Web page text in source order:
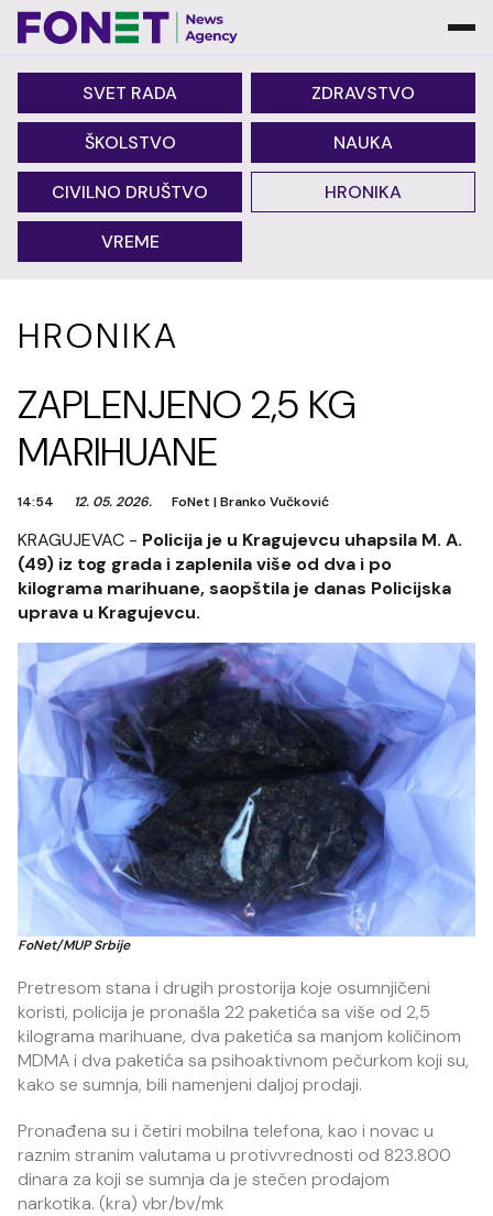
SVET RADA ZDRAVSTVO
ŠKOLSTVO NAUKA
CIVILNO DRUŠTVO HRONIKA
VREME
HRONIKA
ZAPLENJENO 2,5 KG
MARIHUANE
14:54 12. 05. 2026. FoNet |Branko Vučković
KRAGUJEVAC - Policija je u Kragujevcu uhapsila M. A.
(49) iz tog grada i zaplenila više od dva i po
kilograma marihuane, saopštila je danas Policijska
uprava u Kragujevcu.
FoNet/MUP Srbije
Pretresom stana i drugih prostorija koje osumnjičeni
koristi, policija je pronašla 22 paketića sa više od 2,5
kilograma marihuane, dva paketića sa manjom količinom
MDMA i dva paketića sa psihoaktivnom pečurkom koji su,
kako se sumnja, bili namenjeni daljoj prodaji.
Pronađena su i četiri mobilna telefona, kao i novac u
raznim stranim valutama u protivvrednosti od 823.800
dinara za koji se sumnja da je stečen prodajom
narkotika. (kra) vbr/bv/mk